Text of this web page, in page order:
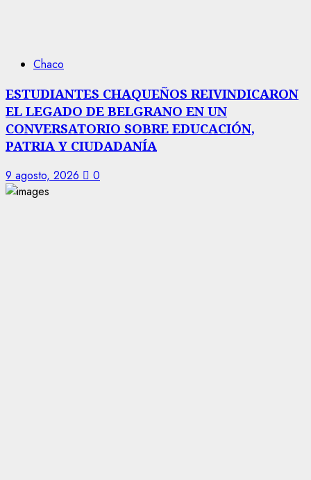
Chaco
ESTUDIANTES CHAQUEÑOS REIVINDICARON
EL LEGADO DE BELGRANO EN UN
CONVERSATORIO SOBRE EDUCACIÓN,
PATRIA Y CIUDADANÍA
9 agosto, 2026 0